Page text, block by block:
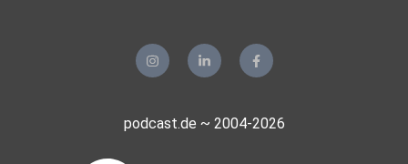
podcast.de ~ 2004-2026